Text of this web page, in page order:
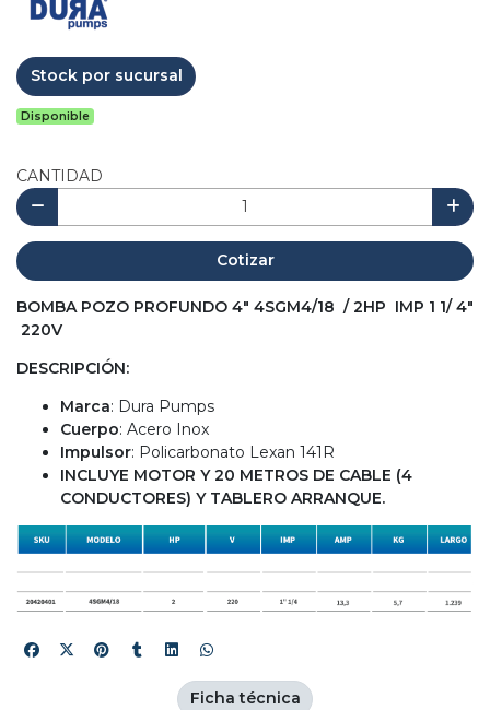
Stock por sucursal
Disponible
CANTIDAD
Cotizar
BOMBA POZO PROFUNDO 4" 4SGM4/18 / 2HP IMP 1 1/ 4"
220V
DESCRIPCIÓN:
Marca: Dura Pumps
Cuerpo: Acero Inox
Impulsor: Policarbonato Lexan 141R
INCLUYE MOTOR Y 20 METROS DE CABLE (4
CONDUCTORES) Y TABLERO ARRANQUE.
Ficha técnica